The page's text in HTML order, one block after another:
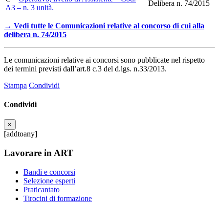
A3 – n. 3 unità.
Delibera n. 74/2015
→ Vedi tutte le Comunicazioni relative al concorso di cui alla
delibera n. 74/2015
Le comunicazioni relative ai concorsi sono pubblicate nel rispetto
dei termini previsti dall’art.8 c.3 del d.lgs. n.33/2013.
Stampa Condividi
Condividi
×
[addtoany]
Lavorare in ART
Bandi e concorsi
Selezione esperti
Praticantato
Tirocini di formazione